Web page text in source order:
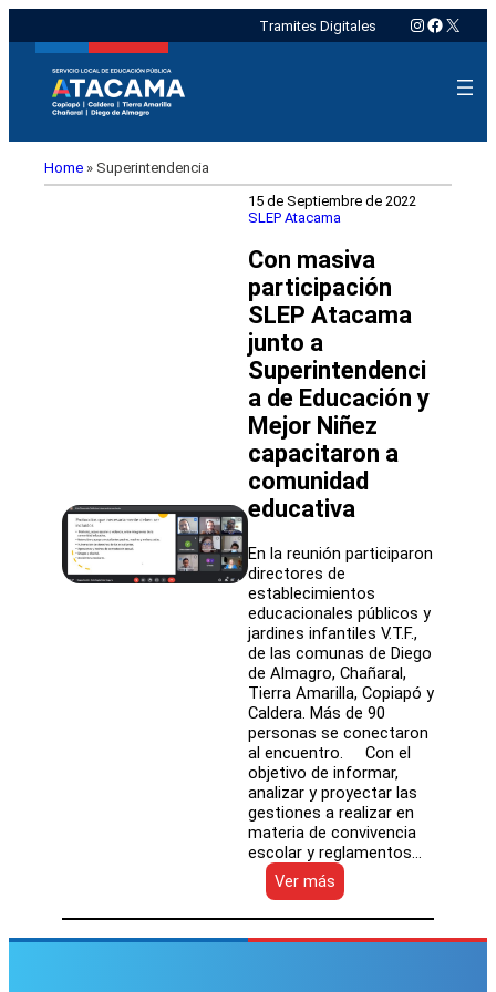
Tramites Digitales Instagram
X
Home » Superintendencia
15 de Septiembre de 2022
SLEP Atacama
Con masiva
participación
SLEP Atacama
junto a
Superintendenci
a de Educación y
Mejor Niñez
capacitaron a
comunidad
educativa
En la reunión participaron
directores de
establecimientos
educacionales públicos y
jardines infantiles V.T.F.,
de las comunas de Diego
de Almagro, Chañaral,
Tierra Amarilla, Copiapó y
Caldera. Más de 90
personas se conectaron
al encuentro. Con el
objetivo de informar,
analizar y proyectar las
gestiones a realizar en
materia de convivencia
escolar y reglamentos…
Ver más
Con
masiva
participación